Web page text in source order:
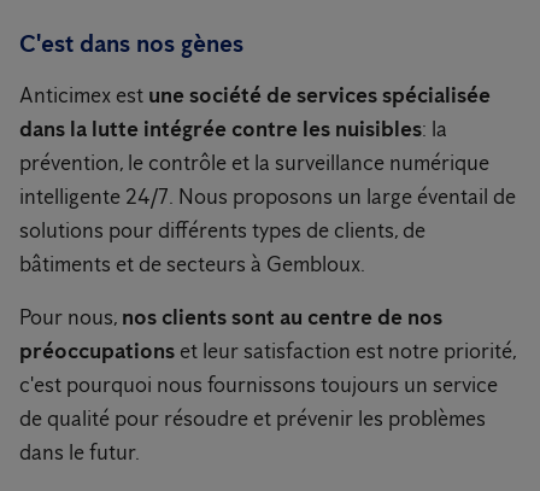
C'est dans nos gènes
Anticimex est une société de services spécialisée
dans la lutte intégrée contre les nuisibles: la
prévention, le contrôle et la surveillance numérique
intelligente 24/7. Nous proposons un large éventail de
solutions pour différents types de clients, de
bâtiments et de secteurs à Gembloux.
Pour nous, nos clients sont au centre de nos
préoccupations et leur satisfaction est notre priorité,
c'est pourquoi nous fournissons toujours un service
de qualité pour résoudre et prévenir les problèmes
dans le futur.